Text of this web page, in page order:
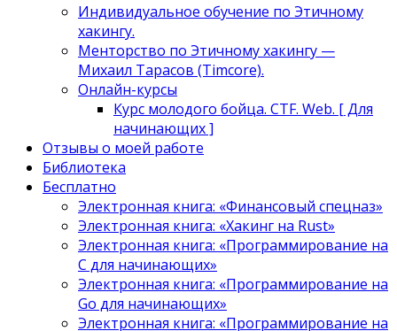
Индивидуальное обучение по Этичному
хакингу.
Менторство по Этичному хакингу —
Михаил Тарасов (Timcore).
Онлайн-курсы
Курс молодого бойца. CTF. Web. [ Для
начинающих ]
Отзывы о моей работе
Библиотека
Бесплатно
Электронная книга: «Финансовый спецназ»
Электронная книга: «Хакинг на Rust»
Электронная книга: «Программирование на
C для начинающих»
Электронная книга: «Программирование на
Go для начинающих»
Электронная книга: «Программирование на